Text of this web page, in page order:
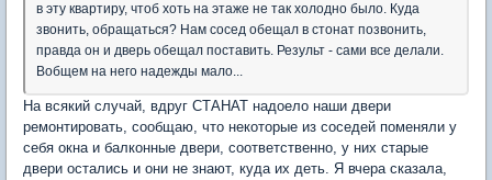
в эту квартиру, чтоб хоть на этаже не так холодно было. Куда
звонить, обращаться? Нам сосед обещал в стонат позвонить,
правда он и дверь обещал поставить. Результ - сами все делали.
Вобщем на него надежды мало...
На всякий случай, вдруг СТАНАТ надоело наши двери
ремонтировать, сообщаю, что некоторые из соседей поменяли у
себя окна и балконные двери, соответственно, у них старые
двери остались и они не знают, куда их деть. Я вчера сказала,